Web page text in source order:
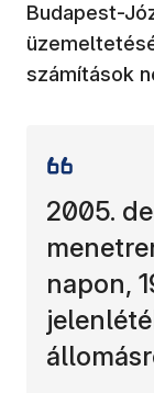
Budapest-
számítások
2005.
napon,